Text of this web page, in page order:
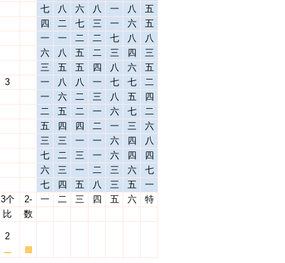
七 八 六 八 一 八
五
四 二 七 三 一 六
五
一 一 二 二 七 八
八
六 八 五 二 三 四
三
三 五 五 四 八 六
五
3 一 八 八 一 七 七
二
一 六 二 三 八 五
四
二 五 二 一 六 七
二
五 四 四 二 一 三
六
三 三 一 一 六 四
八
七 二 三 一 六 四
四
六 三 一 二 三 六
七
七 四 五 八 三 五
一
3个 2- 一 二 三 四 五 六
特
比 数
2